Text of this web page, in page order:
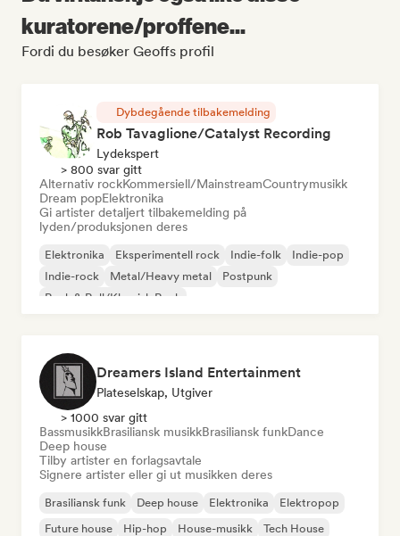
kuratorene/proffene...
Fordi du besøker Geoffs profil
Dybdegående tilbakemelding
Rob Tavaglione/Catalyst Recording
Lydekspert
> 800 svar gitt
Alternativ rockKommersiell/MainstreamCountrymusikk
Dream popElektronika
Gi artister detaljert tilbakemelding på
lyden/produksjonen deres
Elektronika Eksperimentell rock Indie-folk
Indie-pop
Indie-rock
Metal/Heavy metal
Postpunk
Rock & Roll/Klassisk Rock
Dreamers Island Entertainment
Plateselskap, Utgiver
> 1000 svar gitt
BassmusikkBrasiliansk musikkBrasiliansk funkDance
Deep house
Tilby artister en forlagsavtale
Signere artister eller gi ut musikken deres
Brasiliansk funk Deep house Elektronika
Elektropop
Future house
Hip-hop House-musikk Tech House